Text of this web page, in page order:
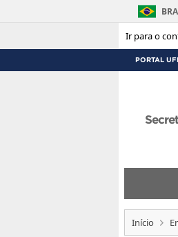
Ir para o
PORTAL
Início